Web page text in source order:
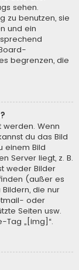
sehen.
zu benutzen, sie
und ein
begrenzen, die
werden. Wenn
du das Bild
einem Bild
Server liegt, z. B.
weder Bilder
(außer es
die nur
oder
Seiten usw.
Tag „[img]“.